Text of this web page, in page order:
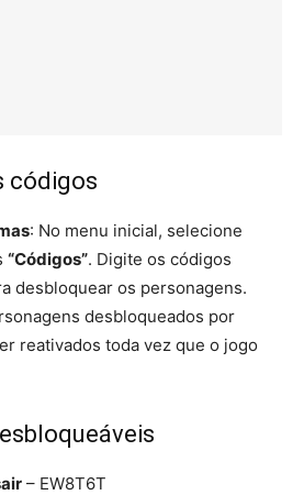
códigos
: No menu inicial, selecione
“Códigos”. Digite os códigos
desbloquear os personagens.
desbloqueados por
reativados toda vez que o jogo
– EW8T6T